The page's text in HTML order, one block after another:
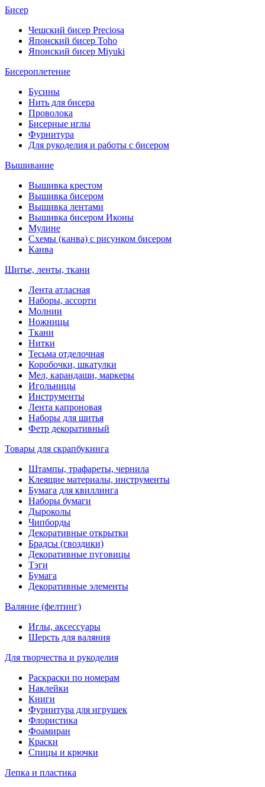
Бисер
Чешский бисер Preciosa
Японский бисер Toho
Японский бисер Miyuki
Бисероплетение
Бусины
Нить для бисера
Проволока
Бисерные иглы
Фурнитура
Для рукоделия и работы с бисером
Вышивание
Вышивка крестом
Вышивка бисером
Вышивка лентами
Вышивка бисером Иконы
Мулине
Схемы (канва) с рисунком бисером
Канва
Шитье, ленты, ткани
Лента атласная
Наборы, ассорти
Молнии
Ножницы
Ткани
Нитки
Тесьма отделочная
Коробочки, шкатулки
Мел, карандаши, маркеры
Игольницы
Инструменты
Лента капроновая
Наборы для шитья
Фетр декоративный
Товары для скрапбукинга
Штампы, трафареты, чернила
Клеящие материалы, инструменты
Бумага для квиллинга
Наборы бумаги
Дыроколы
Чипборды
Декоративные открытки
Брадсы (гвоздики)
Декоративные пуговицы
Тэги
Бумага
Декоративные элементы
Валяние (фелтинг)
Иглы, аксессуары
Шерсть для валяния
Для творчества и рукоделия
Раскраски по номерам
Наклейки
Книги
Фурнитура для игрушек
Флористика
Фоамиран
Краски
Спицы и крючки
Лепка и пластика